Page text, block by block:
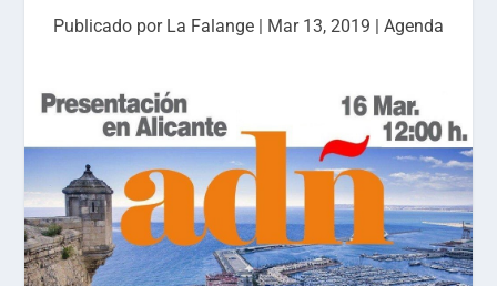
Publicado por La Falange | Mar 13, 2019 | Agenda